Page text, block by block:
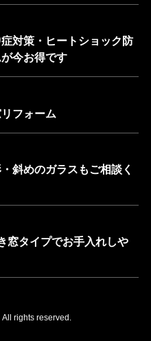
対策・ヒートショック防
今お得です
フォーム
斜めのガラスもご相談く
窓タイプでお手入れしや
rights reserved.